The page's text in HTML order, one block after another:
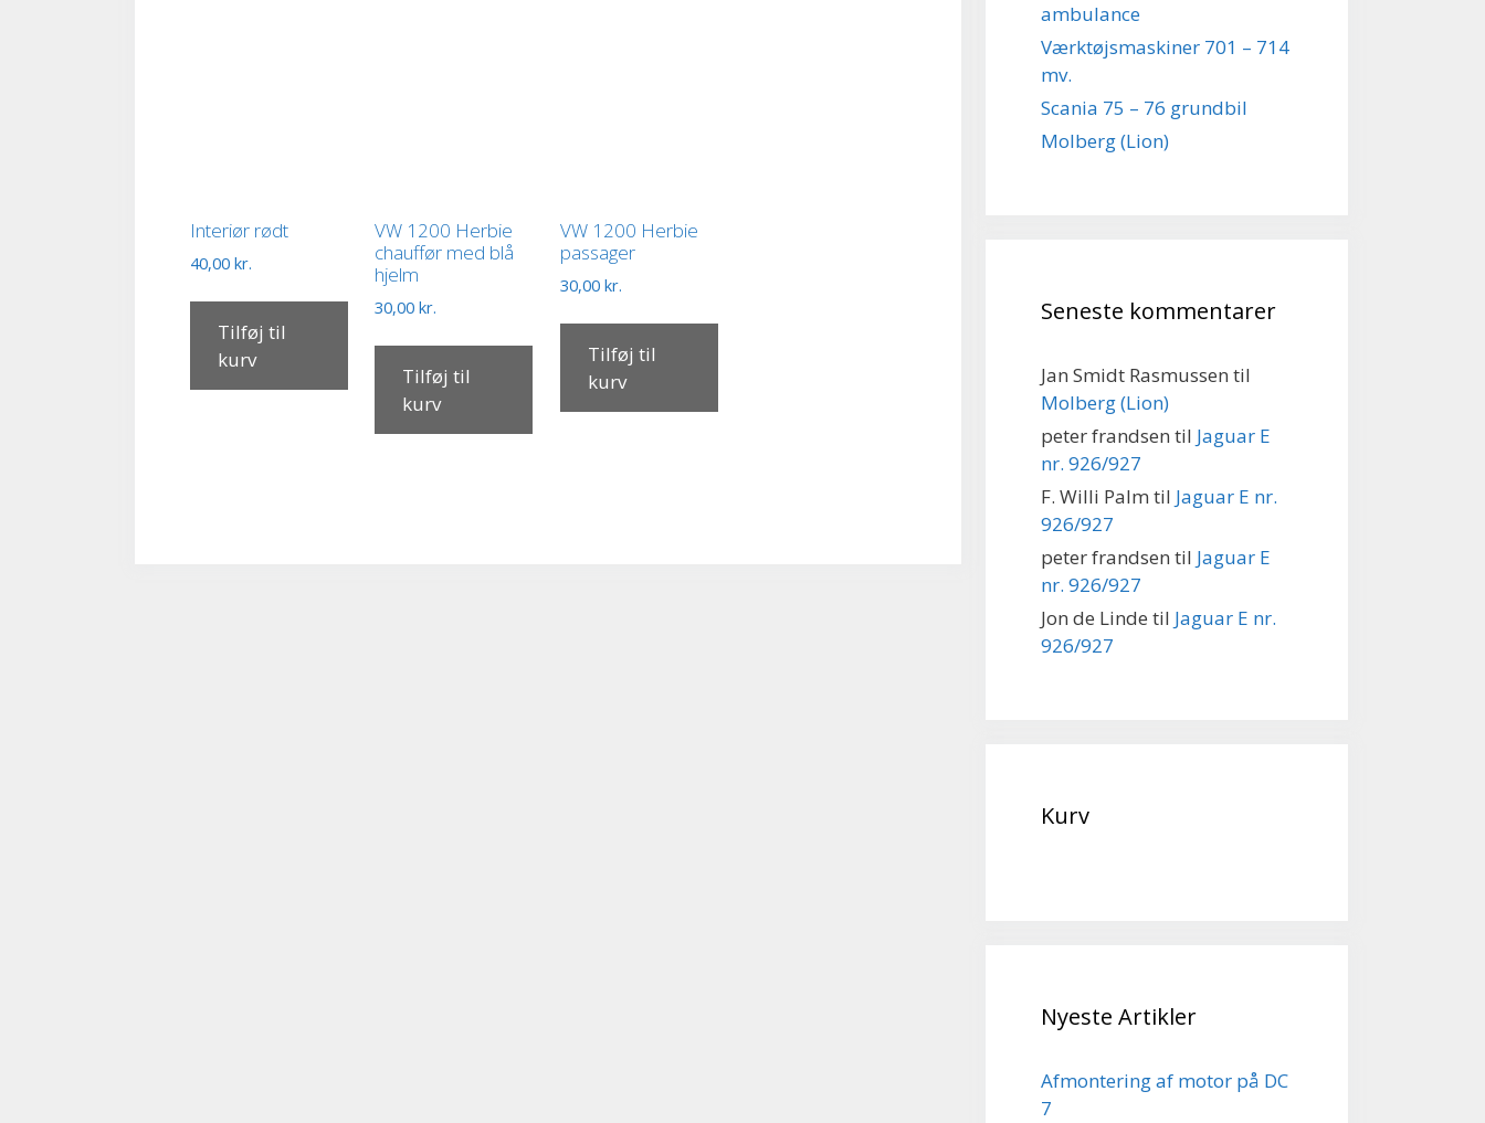
Interiør rødt
40,00 kr.
Tilføj til
kurv
VW 1200 Herbie
chauffør med blå
hjelm
30,00kr.
Tilføj til
kurv
VW 1200 Herbie
passager
30,00 kr.
Tilføj til
kurv
ambulance
Værktøjsmaskiner 701 – 714
mv.
Scania 75 – 76 grundbil
Molberg (Lion)
Seneste kommentarer
Jan Smidt Rasmussen til
Molberg (Lion)
peter frandsen til Jaguar E
nr. 926/927
F. Willi Palm til Jaguar E nr.
926/927
peter frandsen til Jaguar E
nr. 926/927
Jon de Linde til Jaguar E nr.
926/927
Kurv
Nyeste Artikler
Afmontering af motor på DC
7